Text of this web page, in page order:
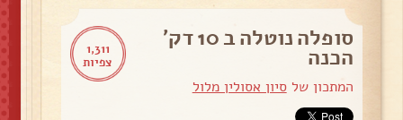
1,311
צפיות
סופלה נוטלה ב 10 דק'
הכנה
המתכון שלסיון אסולין מלול